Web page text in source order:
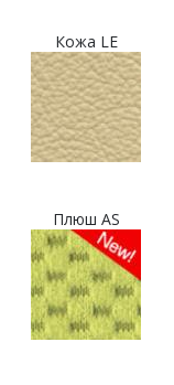
Кожа LE
Плюш AS